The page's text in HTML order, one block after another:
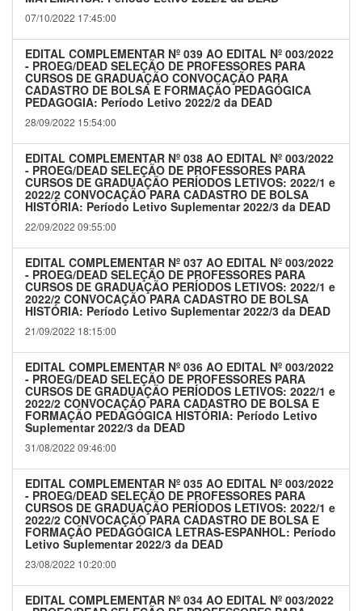
07/10/2022 17:45:00
EDITAL COMPLEMENTAR Nº 039 AO EDITAL Nº 003/2022
- PROEG/DEAD SELEÇÃO DE PROFESSORES PARA
CURSOS DE GRADUAÇÃO CONVOCAÇÃO PARA
CADASTRO DE BOLSA E FORMAÇÃO PEDAGÓGICA
PEDAGOGIA: Período Letivo 2022/2 da DEAD
28/09/2022 15:54:00
EDITAL COMPLEMENTAR Nº 038 AO EDITAL Nº 003/2022
- PROEG/DEAD SELEÇÃO DE PROFESSORES PARA
CURSOS DE GRADUAÇÃO PERÍODOS LETIVOS: 2022/1 e
2022/2 CONVOCAÇÃO PARA CADASTRO DE BOLSA
HISTÓRIA: Período Letivo Suplementar 2022/3 da DEAD
22/09/2022 09:55:00
EDITAL COMPLEMENTAR Nº 037 AO EDITAL Nº 003/2022
- PROEG/DEAD SELEÇÃO DE PROFESSORES PARA
CURSOS DE GRADUAÇÃO PERÍODOS LETIVOS: 2022/1 e
2022/2 CONVOCAÇÃO PARA CADASTRO DE BOLSA
HISTÓRIA: Período Letivo Suplementar 2022/3 da DEAD
21/09/2022 18:15:00
EDITAL COMPLEMENTAR Nº 036 AO EDITAL Nº 003/2022
- PROEG/DEAD SELEÇÃO DE PROFESSORES PARA
CURSOS DE GRADUAÇÃO PERÍODOS LETIVOS: 2022/1 e
2022/2 CONVOCAÇÃO PARA CADASTRO DE BOLSA E
FORMAÇÃO PEDAGÓGICA HISTÓRIA: Período Letivo
Suplementar 2022/3 da DEAD
31/08/2022 09:46:00
EDITAL COMPLEMENTAR Nº 035 AO EDITAL Nº 003/2022
- PROEG/DEAD SELEÇÃO DE PROFESSORES PARA
CURSOS DE GRADUAÇÃO PERÍODOS LETIVOS: 2022/1 e
2022/2 CONVOCAÇÃO PARA CADASTRO DE BOLSA E
FORMAÇÃO PEDAGÓGICA LETRAS-ESPANHOL: Período
Letivo Suplementar 2022/3 da DEAD
23/08/2022 10:20:00
EDITAL COMPLEMENTAR Nº 034 AO EDITAL Nº 003/2022